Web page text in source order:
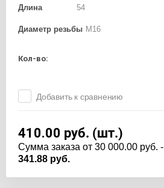
Длина 54
Диаметр резьбы М16
Кол-во:
Добавить к сравнению
410.00 руб. (шт.)
Cумма заказа от 30 000.00 руб. -
341.88 руб.